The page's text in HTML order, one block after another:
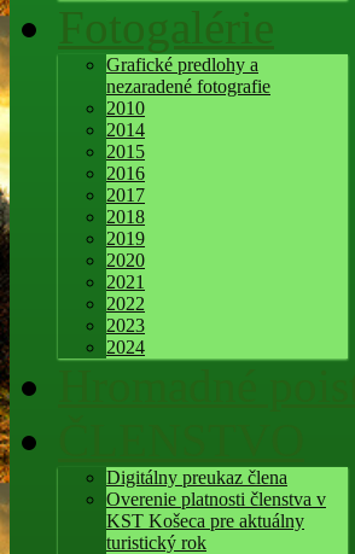
Fotogalérie
Grafické predlohy a
nezaradené fotografie
2010
2014
2015
2016
2017
2018
2019
2020
2021
2022
2023
2024
Digitálny preukaz člena
Overenie platnosti členstva v
KST Košeca pre aktuálny
turistický rok